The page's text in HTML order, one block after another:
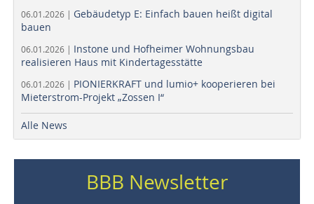
06.01.2026 | Gebäudetyp E: Einfach bauen heißt digital
bauen
06.01.2026 | Instone und Hofheimer Wohnungsbau
realisieren Haus mit Kindertagesstätte
06.01.2026 | PIONIERKRAFT und lumio+ kooperieren bei
Mieterstrom-Projekt „Zossen I“
Alle News
BBB Newsletter